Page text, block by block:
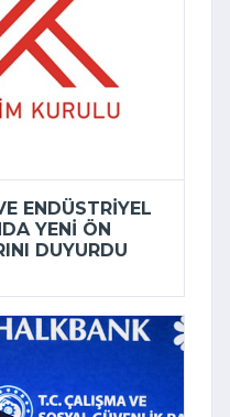
ENDÜSTRIYEL
YENI ÖN
DUYURDU